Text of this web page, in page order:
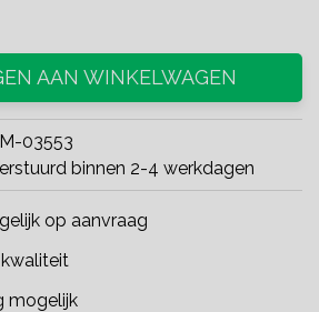
AAN WINKELWAGEN
03553
binnen 2-4 werkdagen
op aanvraag
mogelijk